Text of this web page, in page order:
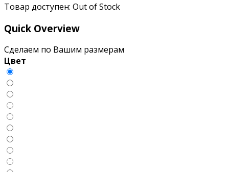
Товар доступен: Out of Stock
Quick Overview
Сделаем по Вашим размерам
Цвет